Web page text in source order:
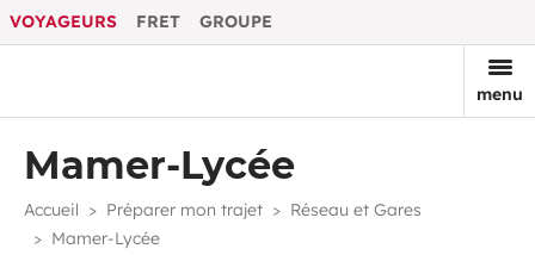
VOYAGEURS FRET GROUPE
menu
Mamer-Lycée
Accueil Préparer mon trajet
Réseau et Gares
Mamer-Lycée